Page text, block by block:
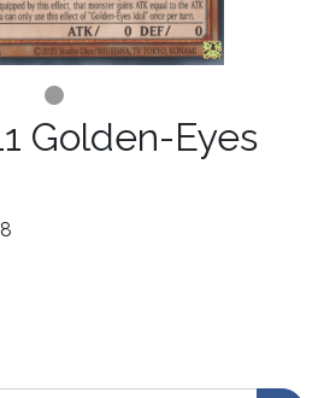
Golden-Eyes